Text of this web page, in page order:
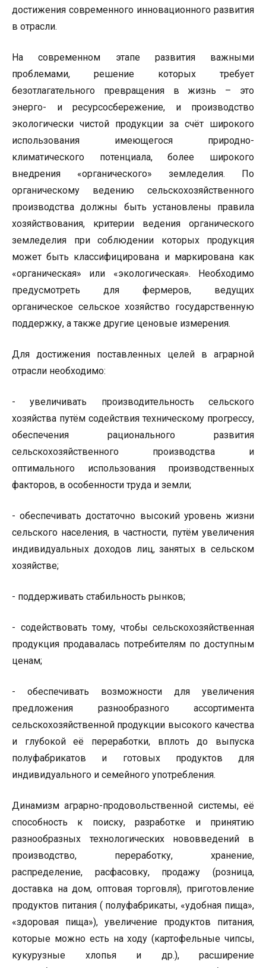
достижения современного инновационного развития
в отрасли.
На современном этапе развития важными
проблемами, решение которых требует
безотлагательного превращения в жизнь – это
энерго- и ресурсосбережение, и производство
экологически чистой продукции за счёт широкого
использования имеющегося природно-
климатического потенциала, более широкого
внедрения «органического» земледелия. По
органическому ведению сельскохозяйственного
производства должны быть установлены правила
хозяйствования, критерии ведения органического
земледелия при соблюдении которых продукция
может быть классифицирована и маркирована как
«органическая» или «экологическая». Необходимо
предусмотреть для фермеров, ведущих
органическое сельское хозяйство государственную
поддержку, а также другие ценовые измерения.
Для достижения поставленных целей в аграрной
отрасли необходимо:
- увеличивать производительность сельского
хозяйства путём содействия техническому прогрессу,
обеспечения рационального развития
сельскохозяйственного производства и
оптимального использования производственных
факторов, в особенности труда и земли;
- обеспечивать достаточно высокий уровень жизни
сельского населения, в частности, путём увеличения
индивидуальных доходов лиц, занятых в сельском
хозяйстве;
- поддерживать стабильность рынков;
- содействовать тому, чтобы сельскохозяйственная
продукция продавалась потребителям по доступным
ценам;
- обеспечивать возможности для увеличения
предложения разнообразного ассортимента
сельскохозяйственной продукции высокого качества
и глубокой её переработки, вплоть до выпуска
полуфабрикатов и готовых продуктов для
индивидуального и семейного употребления.
Динамизм аграрно-продовольственной системы, её
способность к поиску, разработке и принятию
разнообразных технологических нововведений в
производство, переработку, хранение,
распределение, расфасовку, продажу (розница,
доставка на дом, оптовая торговля), приготовление
продуктов питания ( полуфабрикаты, «удобная пища»,
«здоровая пища»), увеличение продуктов питания,
которые можно есть на ходу (картофельные чипсы,
кукурузные хлопья и др.), расширение